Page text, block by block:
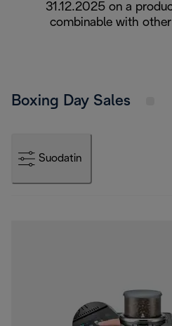
31.12.2025 on a
combinable with
Boxing Day Sales
Suodatin